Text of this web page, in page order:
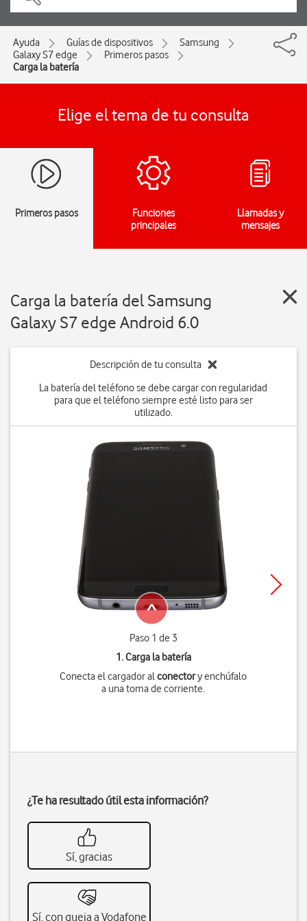
Ayuda Guías de dispositivos
Samsung
Galaxy S7 edge
Primeros pasos
Carga la batería
Elige el tema de tu consulta
Primeros pasos
Funciones
principales
Llamadas y
mensajes
Carga la batería del Samsung
Galaxy S7 edge Android 6.0
Descripción de tu consulta
La batería del teléfono se debe cargar con regularidad
para que el teléfono siempre esté listo para ser
utilizado.
Paso 1 de 3
1. Carga la batería
Conecta el cargador alconectory enchúfalo
a una toma de corriente.
¿Te ha resultado útil esta información?
Sí, gracias
Sí, con queja a Vodafone